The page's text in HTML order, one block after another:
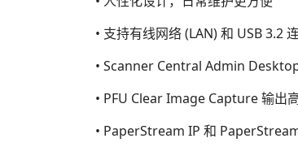
• 支持有线网络 (LAN) 和 USB 3.2
• Scanner Central Admin
• PFU Clear Image Capture 输出
• PaperStream IP 和